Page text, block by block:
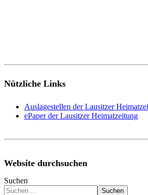
Nützliche Links
Auslagestellen der Lausitzer
ePaper der Lausitzer Heimatzeitung
Website durchsuchen
Suchen
Suchen